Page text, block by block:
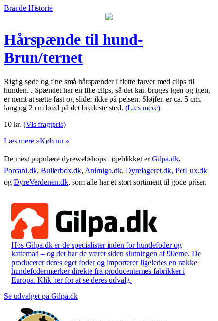
Brande Historie
Hårspænde til hund-
Brun/ternet
Rigtig søde og fine små hårspænder i flotte farver med clips til
hunden. . Spændet har en lille clips, så det kan bruges igen og igen,
er nemt at sætte fast og slider ikke på pelsen. Sløjfen er ca. 5 cm.
lang og 2 cm bred på det bredeste sted. (Læs mere)
10 kr. (Vis fragtpris)
Læs mere »Køb nu »
De mest populære dyrewebshops i øjeblikket erGilpa.dk,
Porcani.dk, Bullerbox.dk, Animigo.dk, Dyrelageret.dk, PetLux.dk
og DyreVerdenen.dk, som alle har et stort sortiment til gode priser.
Hos Gilpa.dk er de specialister inden for hundefoder og
kattemad – og det har de været siden slutningen af 90erne. De
producerer deres eget foder og importerer ligeledes en række
hundefodermærker direkte fra producenternes fabrikker i
Europa. Klik her for at se deres udvalg.
Se udvalget på Gilpa.dk